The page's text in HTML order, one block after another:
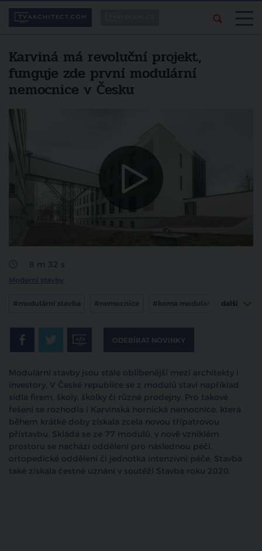
Karviná má revoluční projekt,
funguje zde první modulární
nemocnice v Česku
8 m 32 s
Moderní stavby
#modulární stavba #nemocnice #koma modular další
ODEBÍRAT NOVINKY
Modulární stavby jsou stále oblíbenější mezi architekty i
investory. V České republice se z modulů staví například
sídla firem, školy, školky či různé prodejny. Pro takové
řešení se rozhodla i Karvinská hornická nemocnice, která
během krátké doby získala zcela novou třípatrovou
přístavbu. Skládá se ze 77 modulů, v nově vzniklém
prostoru se nachází oddělení pro následnou péči,
ortopedické oddělení či jednotka intenzivní péče. Stavba
také získala čestné uznání v soutěži Stavba roku 2020.